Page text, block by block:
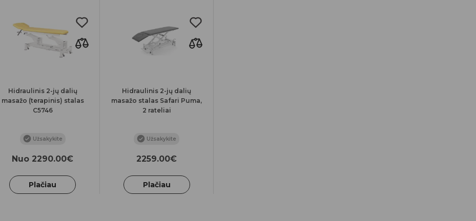
Hidraulinis 2-jų dalių
masažo (terapinis) stalas
C5746
Užsakykite
Nuo 2290.00€
Plačiau
Hidraulinis 2-jų dalių
masažo stalas Safari Puma,
2 rateliai
Užsakykite
2259.00€
Plačiau